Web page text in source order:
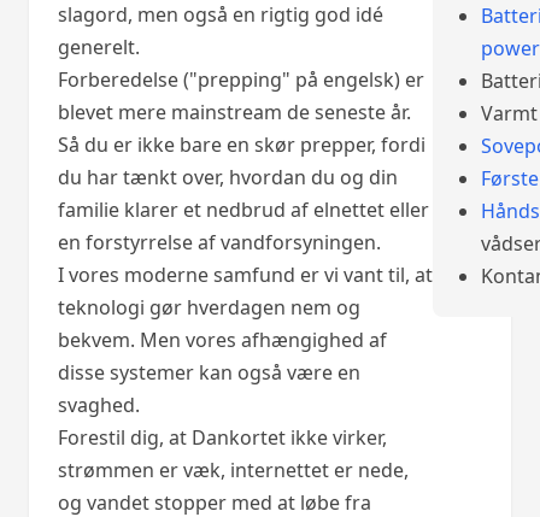
slagord, men også en rigtig god idé
generelt.
Forberedelse ("prepping" på engelsk) er
blevet mere mainstream de seneste år.
Så du er ikke bare en skør prepper, fordi
du har tænkt over, hvordan du og din
familie klarer et nedbrud af elnettet eller
en forstyrrelse af vandforsyningen.
I vores moderne samfund er vi vant til, at
teknologi gør hverdagen nem og
bekvem. Men vores afhængighed af
disse systemer kan også være en
svaghed.
Forestil dig, at Dankortet ikke virker,
strømmen er væk, internettet er nede,
og vandet stopper med at løbe fra